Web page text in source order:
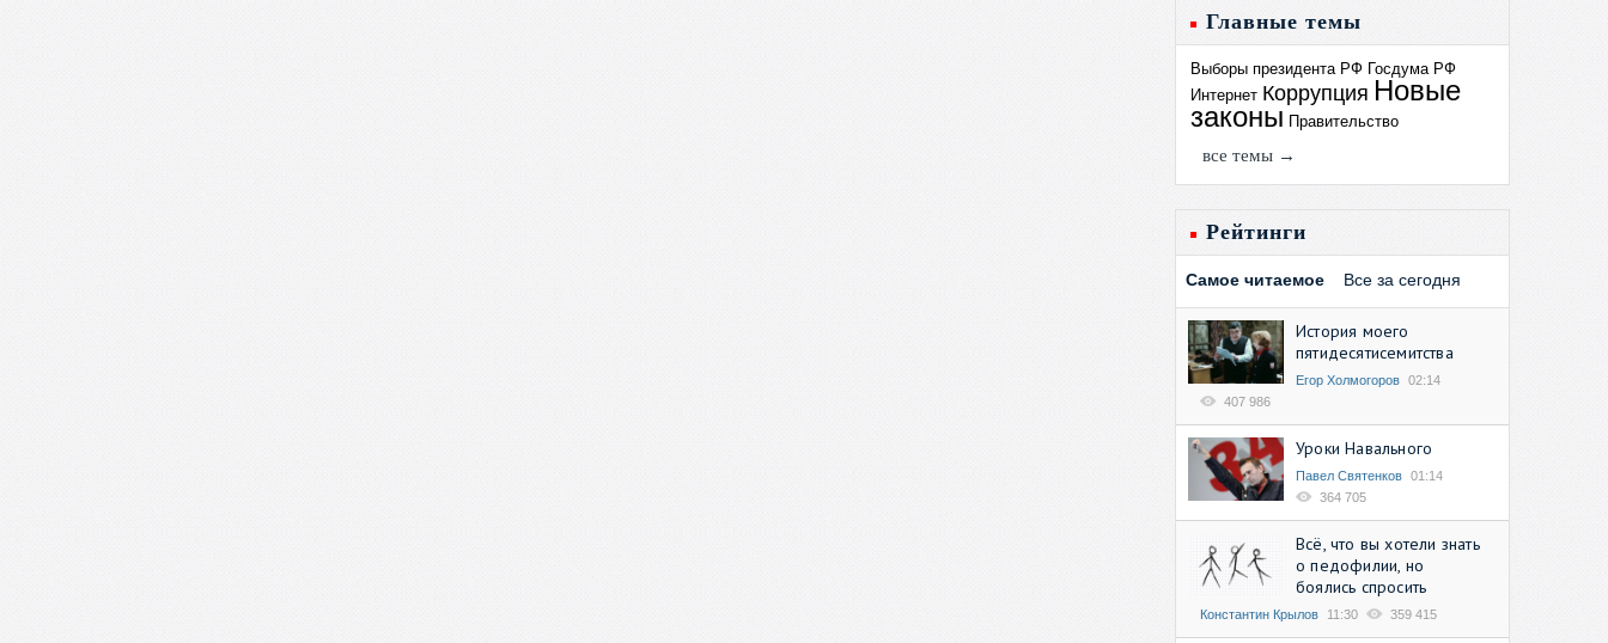
Главные темы
Выборы президента РФ Госдума РФ
Интернет Коррупция Новые
законы Правительство
все темы →
Рейтинги
Самое читаемое Все за сегодня
История моего
пятидесятисемитства
Егор Холмогоров 02:14
407 986
Уроки Навального
Павел Святенков 01:14
364 705
Всё, что вы хотели знать
о педофилии, но
боялись спросить
Константин Крылов 11:30 359 415